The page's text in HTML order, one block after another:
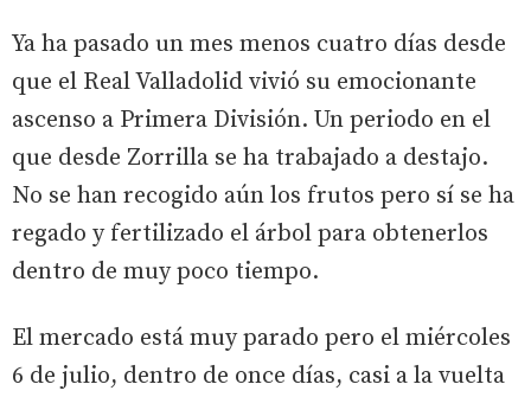
Ya ha pasado un mes menos cuatro días desde
que el Real Valladolid vivió su emocionante
ascenso a Primera División. Un periodo en el
que desde Zorrilla se ha trabajado a destajo.
No se han recogido aún los frutos pero sí se ha
regado y fertilizado el árbol para obtenerlos
dentro de muy poco tiempo.
El mercado está muy parado pero el miércoles
6 de julio, dentro de once días, casi a la vuelta